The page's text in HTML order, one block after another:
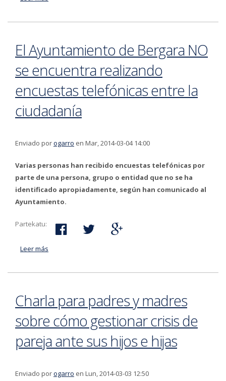
El Ayuntamiento de Bergara NO
se encuentra realizando
encuestas telefónicas entre la
ciudadanía
Enviado porogarro en Mar, 2014-03-04 14:00
Varias personas han recibido encuestas telefónicas por
parte de una persona, grupo o entidad que no se ha
identificado apropiadamente, según han comunicado al
Ayuntamiento.
Partekatu:
Leer más
ciudadanía
Charla para padres y madres
sobre cómo gestionar crisis de
pareja ante sus hijos e hijas
Enviado porogarro en Lun, 2014-03-03 12:50